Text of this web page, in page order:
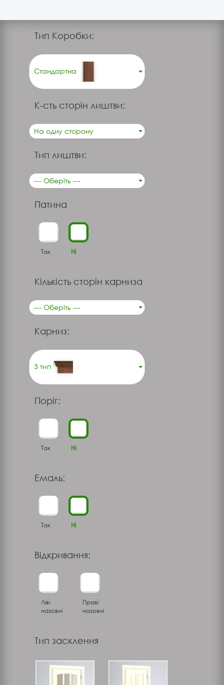
Тип Коробки:
Стандартна
К-сть сторін лиштви:
На одну сторону
Тип лиштви:
--- Оберіть ---
Патина
Так Ні
Кількість сторін карниза
--- Оберіть ---
Карниз:
3 тип
Поріг:
Так Ні
Емаль:
Так Ні
Відкривання:
Ліві
назовні
Праві
назовні
Тип засклення